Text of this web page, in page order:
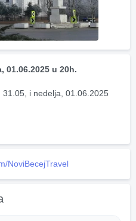
01.06.2025 u 20h.
i nedelja, 01.06.2025
NoviBecejTravel